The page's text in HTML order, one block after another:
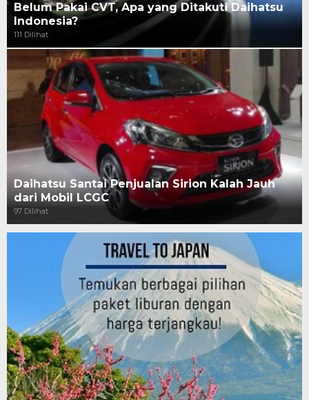
Belum Pakai CVT, Apa yang Ditakuti Daihatsu
Indonesia?
111 Dilihat
Daihatsu Santai Penjualan Sirion Kalah Jauh
dari Mobil LCGC
97 Dilihat